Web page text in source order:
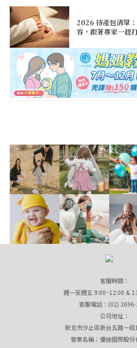
2026 待產包清單
容，跟著專家一起
客服時間：
週一至週五 9:00~12:00 &
客服電話：(02) 2696-
公司地址：
新北市汐止區新台五路一
營業名稱：優迪國際股份